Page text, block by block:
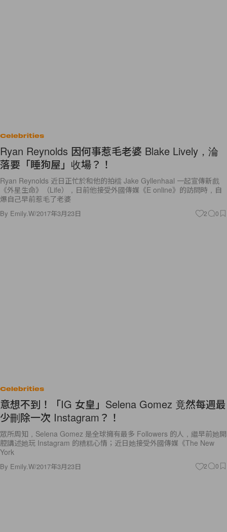
Celebrities
Ryan Reynolds 因何事惹毛老婆 Blake Lively，淪
落要「睡狗屋」收場？！
Ryan Reynolds 近日正忙於和他的拍檔 Jake Gyllenhaal 一起宣傳新戲
《外星生命》（Life），日前他接受外國傳媒《E online》的訪問時，自
爆自己早前惹毛了老婆
By Emily.W/2017年3月23日 2 0
Celebrities
意想不到！「IG 女皇」Selena Gomez 竟然每週最
少刪除一次 Instagram？！
眾所周知，Selena Gomez 是全球擁有最多 Followers 的人，繼早前她開
腔講述她玩 Instagram 的糟糕心情；近日她接受外國傳媒《The New
York
By Emily.W/2017年3月23日 2 0